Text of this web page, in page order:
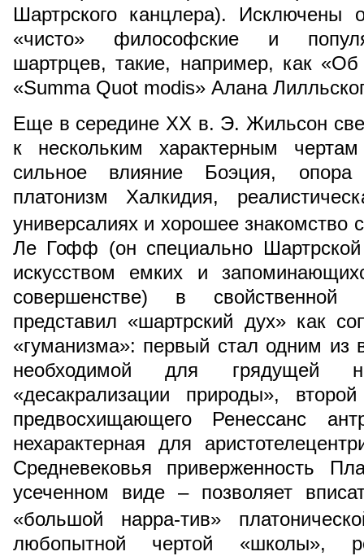
Шартрского канцлера). Исключены
«чисто» философские и
шартрцев, такие, например, как «Об
«Summa Quot modis» Алана
Еще в середине XX в. Э. Жильсон
к нескольким характерным
сильное влияние Боэция, опора
платонизм Халкидия,
универсалиях и хорошее знакомство
Ле Гофф (он специально
искусством емких и
совершенстве) в
представил «шартрский дух» как
«гуманизма»: первый стал одним из
необходимой для грядущей
«десакрализации природы»,
предвосхищающего Ренессанс
нехарактерная для
Средневековья приверженность
усеченном виде – позволяет
«большой нарра-тив»
любопытной чертой «школы»,